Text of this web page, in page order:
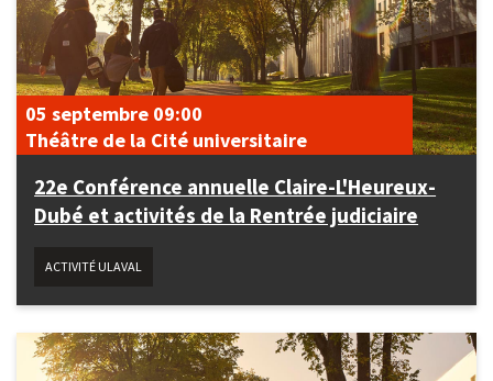
22e Conférence annuelle Claire-L'Heureux-
Dubé et activités de la Rentrée judiciaire
05 septembre 09:00
Théâtre de la Cité universitaire
ACTIVITÉ ULAVAL